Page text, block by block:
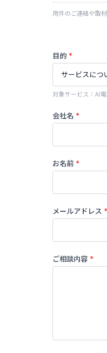
用件のご連絡や取
目的 *
対象サービス：AI
会社名 *
お名前 *
メールアドレス *
ご相談内容 *